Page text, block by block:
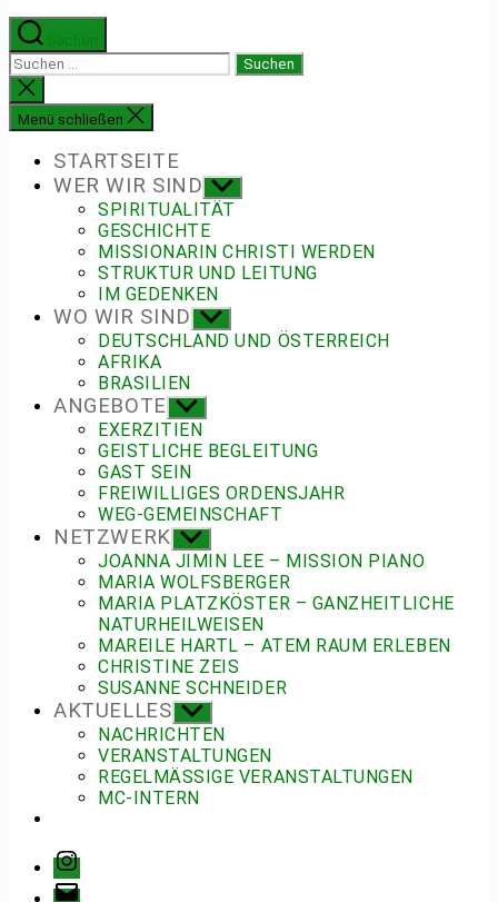
Suchen
nach:
Suche
schließen
Menü schließen
STARTSEITE
WER WIR SIND Untermenü
anzeigen
SPIRITUALITÄT
GESCHICHTE
MISSIONARIN CHRISTI WERDEN
STRUKTUR UND LEITUNG
IM GEDENKEN
WO WIR SIND
Untermenü
anzeigen
DEUTSCHLAND UND ÖSTERREICH
AFRIKA
BRASILIEN
ANGEBOTE Untermenü
anzeigen
EXERZITIEN
GEISTLICHE BEGLEITUNG
GAST SEIN
FREIWILLIGES ORDENSJAHR
WEG-GEMEINSCHAFT
NETZWERK Untermenü
anzeigen
JOANNA JIMIN LEE – MISSION PIANO
MARIA WOLFSBERGER
MARIA PLATZKÖSTER – GANZHEITLICHE
NATURHEILWEISEN
MAREILE HARTL – ATEM RAUM ERLEBEN
CHRISTINE ZEIS
SUSANNE SCHNEIDER
AKTUELLES Untermenü
anzeigen
NACHRICHTEN
VERANSTALTUNGEN
REGELMÄSSIGE VERANSTALTUNGEN
MC-INTERN
Instagram
E-